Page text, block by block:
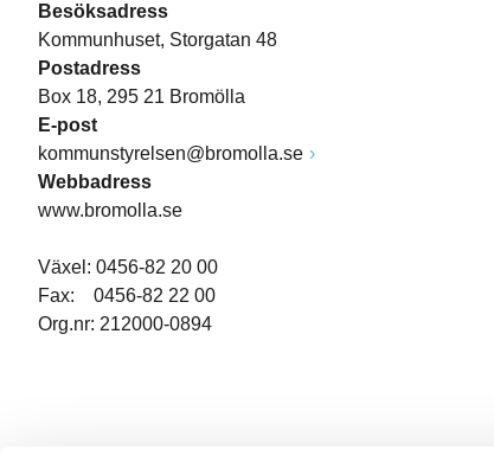
Besöksadress
Kommunhuset, Storgatan 48
Postadress
Box 18, 295 21 Bromölla
E-post
kommunstyrelsen@bromolla.se
Webbadress
www.bromolla.se
Växel: 0456-82 20 00
Fax: 0456-82 22 00
Org.nr: 212000-0894